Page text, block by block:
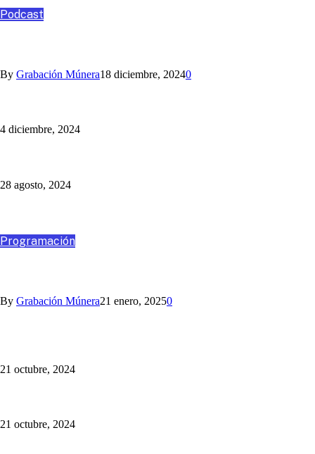
Podcast
By Grabación Múnera18 diciembre, 20240
4 diciembre, 2024
28 agosto, 2024
Programación
By Grabación Múnera21 enero, 20250
21 octubre, 2024
21 octubre, 2024